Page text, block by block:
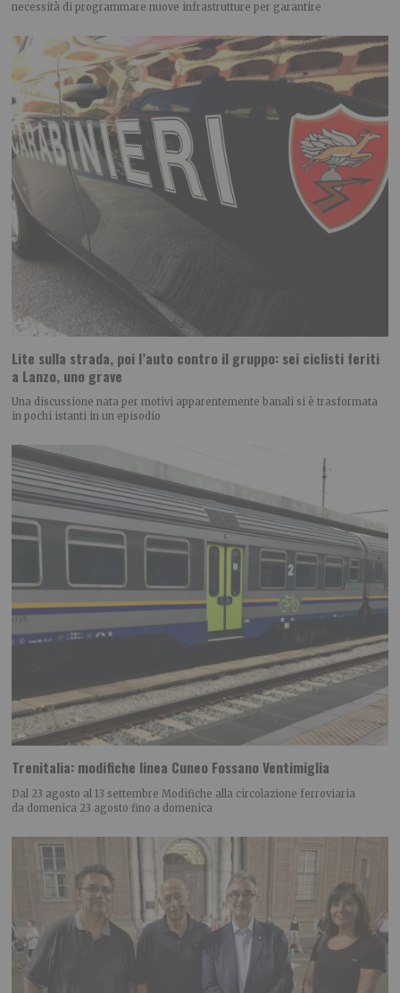
necessità di programmare nuove infrastrutture per garantire
Lite sulla strada, poi l’auto contro il gruppo: sei ciclisti feriti
a Lanzo, uno grave
Una discussione nata per motivi apparentemente banali si è trasformata
in pochi istanti in un episodio
Trenitalia: modifiche linea Cuneo Fossano Ventimiglia
Dal 23 agosto al 13 settembre Modifiche alla circolazione ferroviaria
da domenica 23 agosto fino a domenica